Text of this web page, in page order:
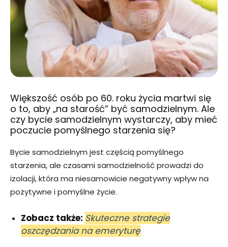
Większość osób po 60. roku życia martwi się
o to, aby „na starość” być samodzielnym. Ale
czy bycie samodzielnym wystarczy, aby mieć
poczucie pomyślnego starzenia się?
Bycie samodzielnym jest częścią pomyślnego
starzenia, ale czasami samodzielność prowadzi do
izolacji, która ma niesamowicie negatywny wpływ na
pozytywne i pomyślne życie.
Zobacz także: Skuteczne strategie
oszczędzania na emeryturę